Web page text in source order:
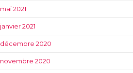
mai 2021
janvier 2021
décembre 2020
novembre 2020